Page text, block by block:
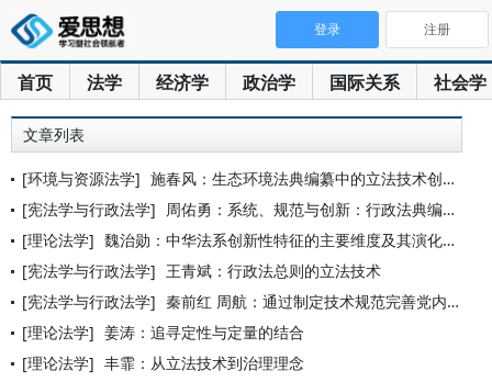
首页 法学 经济学 政治学 国际关系 社会学
登录 注册
文章列表
[环境与资源法学] 施春风：生态环境法典编纂中的立法技术创新
[宪法学与行政法学] 周佑勇：系统、规范与创新：行政法典编纂的立法技术
[理论法学] 魏治勋：中华法系创新性特征的主要维度及其演化历程
[宪法学与行政法学] 王青斌：行政法总则的立法技术
[宪法学与行政法学] 秦前红 周航：通过制定技术规范完善党内法规的路径分析
[理论法学] 姜涛：追寻定性与定量的结合
[理论法学] 丰霏：从立法技术到治理理念